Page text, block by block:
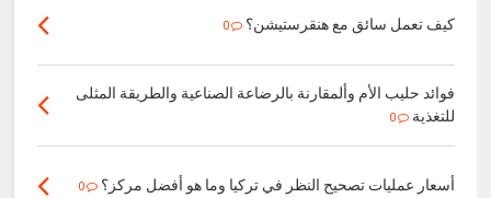
كيف تعمل سائق مع هنقرستيشن؟ 0
فوائد حليب الأم وألمقارنة بالرضاعة الصناعية والطريقة المثلى
للتغذية
0
أسعار عمليات تصحيح النظر في تركيا وما هو أفضل مركز؟ 0